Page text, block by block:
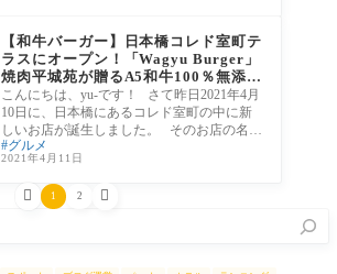
【和牛バーガー】日本橋コレド室町テ
ラスにオープン！「Wagyu Burger」
焼肉平城苑が贈るA5和牛100％無添加
パティのバーガー店に行ってみまし
た！
こんにちは、yu-です！ さて昨日2021年4月
10日に、日本橋にあるコレド室町の中に新
しいお店が誕生しました。 そのお店の名前
は、
グルメ
2021年4月11日
 1 2 